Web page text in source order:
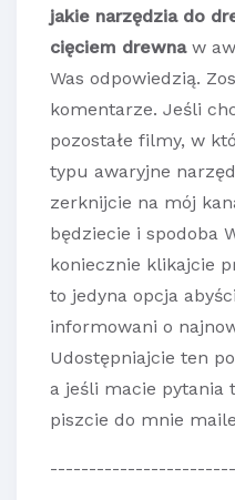
jakie narzędzia do
cięciem drewna w
Was odpowiedzią.
komentarze. Jeśli
pozostałe filmy, w
typu awaryjne
zerknijcie na mój
będziecie i spodoba
koniecznie klikajcie
to jedyna opcja
informowani o
Udostępniajcie ten
a jeśli macie pytania
piszcie do mnie